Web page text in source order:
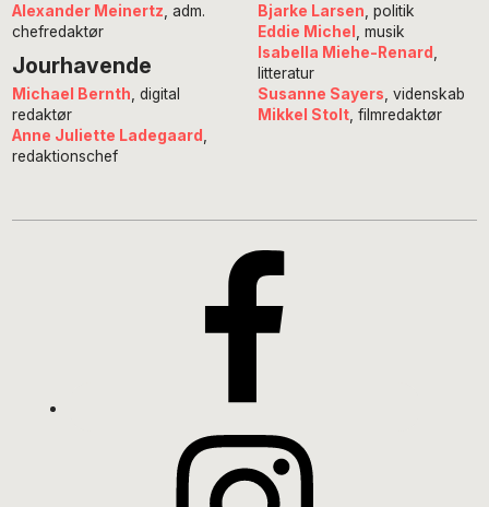
Alexander Meinertz , adm.
chefredaktør
Jourhavende
Michael Bernth, digital
redaktør
Anne Juliette Ladegaard ,
redaktionschef
Bjarke Larsen , politik
Eddie Michel
, musik
Isabella Miehe-Renard
litteratur
Susanne Sayers , videnskab
Mikkel Stolt, filmredaktør